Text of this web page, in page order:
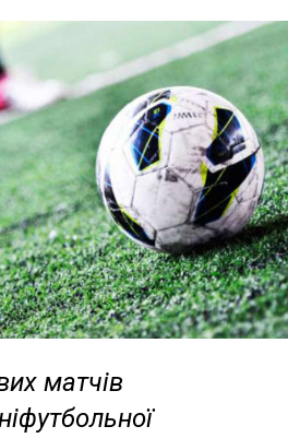
матчів